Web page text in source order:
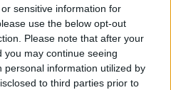
sensitive information for
use the below opt-out
Please note that after your
may continue seeing
personal information utilized by
to third parties prior to
finansinį stabilumą;
būdo.